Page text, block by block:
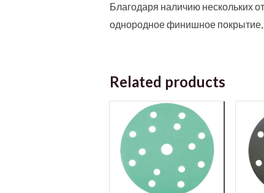
Благодаря наличию нескольких
однородное финишное
Related products